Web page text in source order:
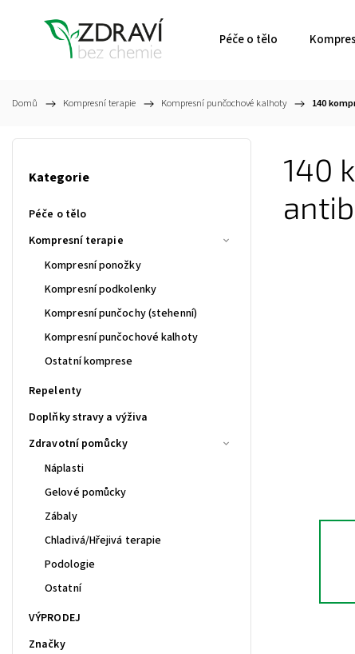
Péče o tělo
Domů / Kompresní terapie / Kompresní punčochové kalhoty / 140
Kategorie
Péče o tělo
Kompresní terapie
Kompresní ponožky
Kompresní podkolenky
Kompresní punčochy (stehenní)
Kompresní punčochové kalhoty
Ostatní komprese
Repelenty
Doplňky stravy a výživa
Zdravotní pomůcky
Náplasti
Gelové pomůcky
Zábaly
Chladivá/Hřejivá terapie
Podologie
Ostatní
VÝPRODEJ
Značky
140